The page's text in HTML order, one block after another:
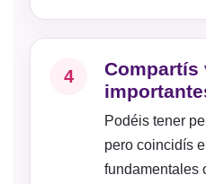
4
Compartís
Podéis tener
pero coincidís
fundamentales